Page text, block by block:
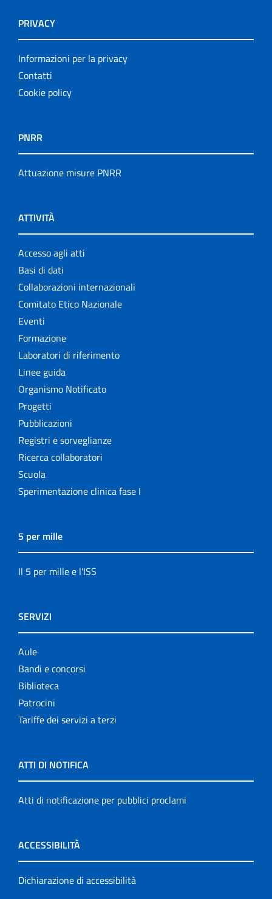
PRIVACY
Informazioni per la privacy
Contatti
Cookie policy
PNRR
Attuazione misure PNRR
ATTIVITÀ
Accesso agli atti
Basi di dati
Collaborazioni internazionali
Comitato Etico Nazionale
Eventi
Formazione
Laboratori di riferimento
Linee guida
Organismo Notificato
Progetti
Pubblicazioni
Registri e sorveglianze
Ricerca collaboratori
Scuola
Sperimentazione clinica fase I
5 per mille
Il 5 per mille e l'ISS
SERVIZI
Aule
Bandi e concorsi
Biblioteca
Patrocini
Tariffe dei servizi a terzi
ATTI DI NOTIFICA
Atti di notificazione per pubblici proclami
ACCESSIBILITÀ
Dichiarazione di accessibilità